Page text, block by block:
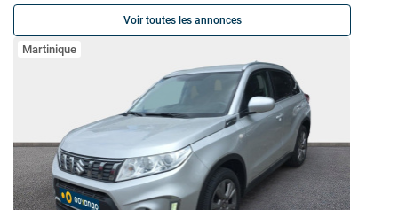
Voir toutes les annonces
Martinique